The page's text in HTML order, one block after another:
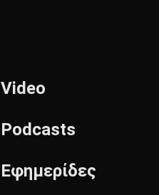
Video
Podcasts
Εφημερίδες